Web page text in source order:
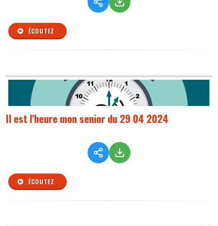
ÉCOUTEZ
Il est l'heure mon senior du 29 04 2024
ÉCOUTEZ